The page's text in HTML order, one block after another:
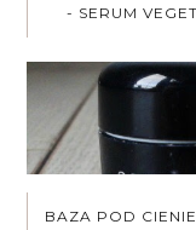
- SERUM
BAZA POD